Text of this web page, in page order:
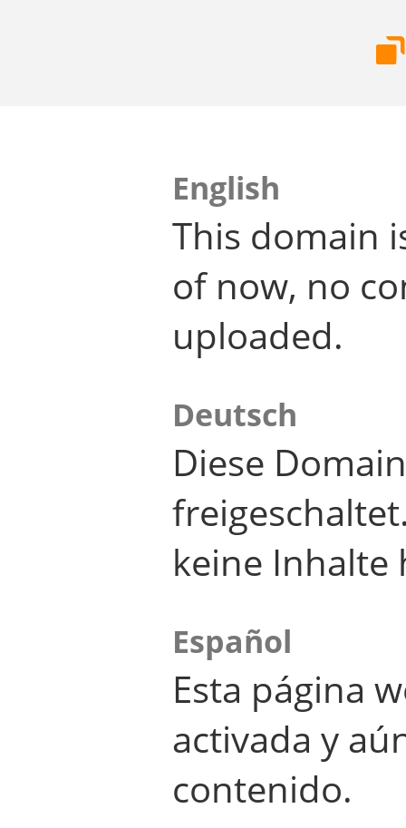
English
This domain
of now, no
uploaded.
Deutsch
Diese
keine Inhalte
Español
Esta página
activada y
contenido.